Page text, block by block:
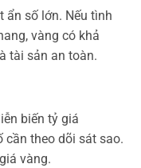
ẩn số lớn. Nếu tình
vàng có khả
tài sản an toàn.
biến tỷ giá
cần theo dõi sát sao.
vàng.